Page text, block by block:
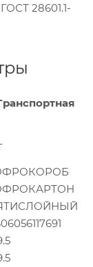
28601.1-